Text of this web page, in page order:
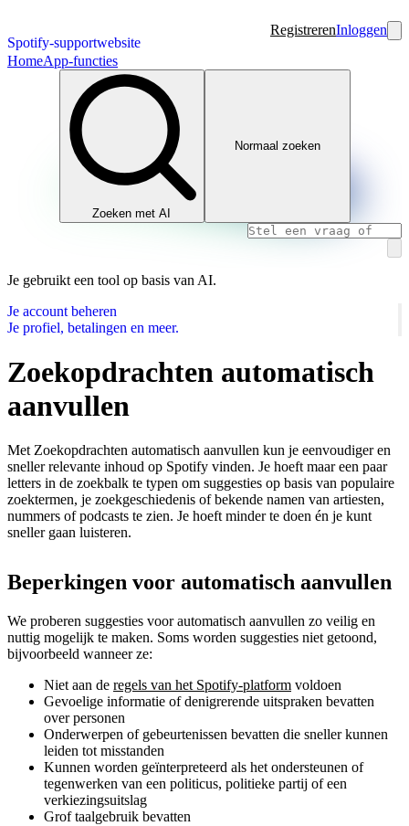
Spotify-supportwebsite
RegistrerenInloggen
HomeApp-functies
Zoeken met AI
Normaal zoeken
Je gebruikt een tool op basis van AI.
Je account beheren
Je profiel, betalingen en meer.
Zoekopdrachten automatisch
aanvullen
Met Zoekopdrachten automatisch aanvullen kun je eenvoudiger en
sneller relevante inhoud op Spotify vinden. Je hoeft maar een paar
letters in de zoekbalk te typen om suggesties op basis van populaire
zoektermen, je zoekgeschiedenis of bekende namen van artiesten,
nummers of podcasts te zien. Je hoeft minder te doen én je kunt
sneller gaan luisteren.
Beperkingen voor automatisch aanvullen
We proberen suggesties voor automatisch aanvullen zo veilig en
nuttig mogelijk te maken. Soms worden suggesties niet getoond,
bijvoorbeeld wanneer ze:
Niet aan de regels van het Spotify-platform voldoen
Gevoelige informatie of denigrerende uitspraken bevatten
over personen
Onderwerpen of gebeurtenissen bevatten die sneller kunnen
leiden tot misstanden
Kunnen worden geïnterpreteerd als het ondersteunen of
tegenwerken van een politicus, politieke partij of een
verkiezingsuitslag
Grof taalgebruik bevatten